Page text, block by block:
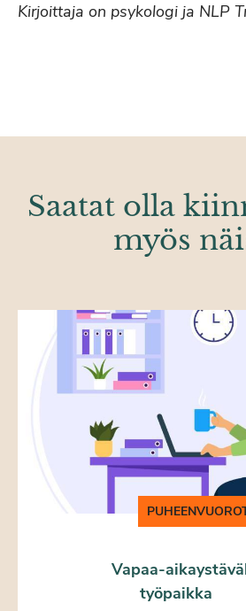
Kirjoittaja on psykologi ja NLP
Saatat olla
myös
Vapaa-
työpaikka